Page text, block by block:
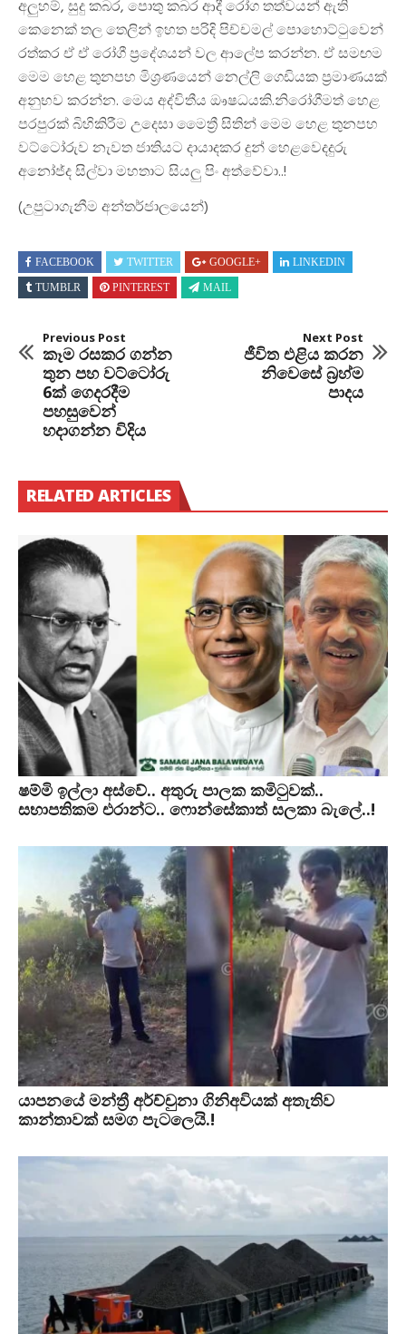
අලුහම්, සුදු කබර, පොතු කබර ආදී රෝග තත්වයන් ඇති
කෙනෙක් තල තෙලින් ඉහත පරිදි පිච්චමල් පොහොට්ටුවෙන්
රත්කර ඒ ඒ රෝගී ප්‍රදේශයන් වල ආලේප කරන්න. ඒ සමඟම
මෙම හෙළ තුනපහ මිශ්‍රණයෙන් නෙල්ලි ගෙඩියක ප්‍රමාණයක්
අනුභව කරන්න. මෙය අද්විතීය ඖෂධයකි.නිරෝගීමත් හෙළ
පරපුරක් බිහිකිරීම උදෙසා මෛත්‍රී සිතින් මෙම හෙළ තුනපහ
වට්ටෝරුව නැවත ජාතියට දායාදකර දුන් හෙළවෙදදුරු
අනෝජ්ද සිල්වා මහතාට සියලු පිං අත්වේවා..!
(උපුටාගැනීම අන්තර්ජාලයෙන්)
FACEBOOK TWITTER GOOGLE+
LINKEDIN
TUMBLR
PINTEREST MAIL
Previous Post
කෑම රසකර ගන්න
තුන පහ වට්ටෝරු
6ක් ගෙදරදීම
පහසුවෙන්
හදාගන්න විදිය
Next Post
ජීවිත එළිය කරන
නිවෙසේ බ්‍රහ්ම
පාදය
RELATED ARTICLES
ෂම්මි ඉල්ලා අස්වේ.. අතුරු පාලක කමිටුවක්..
සභාපතිකම එරාන්ට.. ෆොන්සේකාත් සලකා බැලේ..!
යාපනයේ මන්ත්‍රී අර්ච්චුනා ගිනිඅවියක් අතැතිව
කාන්තාවක් සමග පැටලෙයි.!